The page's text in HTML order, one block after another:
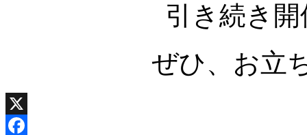
引き続き
ぜひ、お立
X